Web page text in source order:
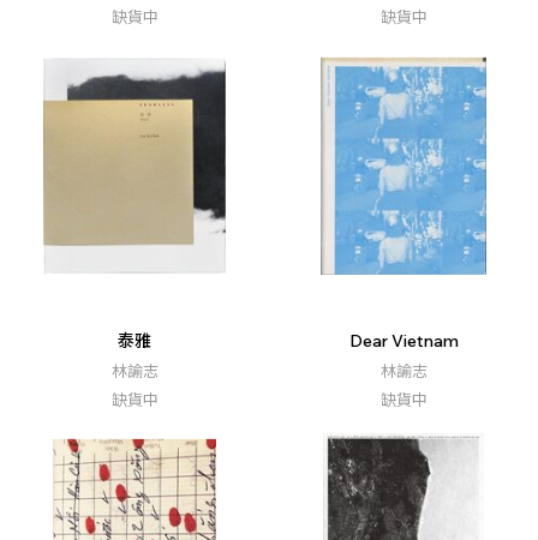
缺貨中
缺貨中
泰雅
林諭志
缺貨中
Dear Vietnam
林諭志
缺貨中